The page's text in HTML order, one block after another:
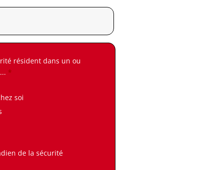
résident dans un ou
*
soi
de la sécurité